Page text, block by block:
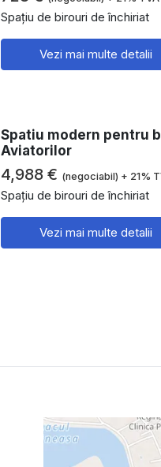
Spațiu de birouri de închiriat
Vezi mai multe detalii
Spatiu modern pentru
Aviatorilor
4,988 € (negociabil) + 21%
Spațiu de birouri de închiriat
Vezi mai multe detalii